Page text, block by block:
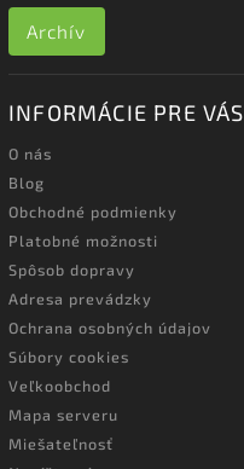
Archív
INFORMÁCIE PRE VÁS
O nás
Blog
Obchodné podmienky
Platobné možnosti
Spôsob dopravy
Adresa prevádzky
Ochrana osobných údajov
Súbory cookies
Veľkoobchod
Mapa serveru
Miešateľnosť